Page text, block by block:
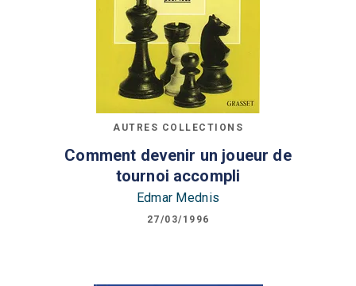
AUTRES COLLECTIONS
Comment devenir un joueur de
tournoi accompli
Edmar Mednis
27/03/1996